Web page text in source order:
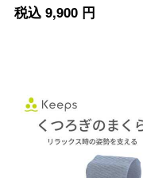
税込 9,900円